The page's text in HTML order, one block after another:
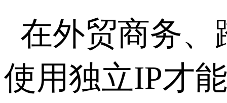
在外贸商务、
使用独立IP才